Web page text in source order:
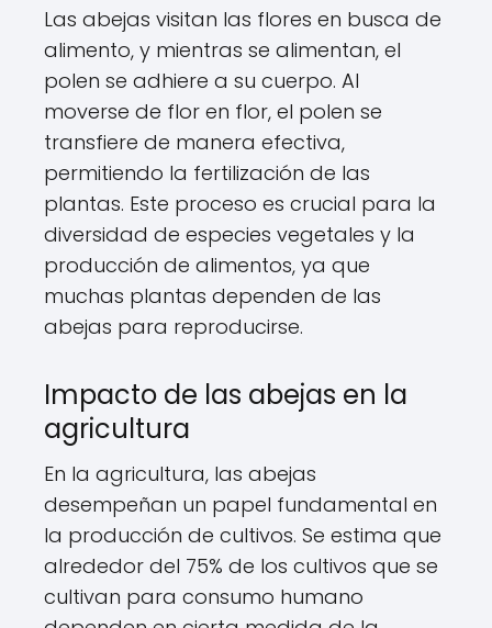
Las abejas visitan las flores en busca de
alimento, y mientras se alimentan, el
polen se adhiere a su cuerpo. Al
moverse de flor en flor, el polen se
transfiere de manera efectiva,
permitiendo la fertilización de las
plantas. Este proceso es crucial para la
diversidad de especies vegetales y la
producción de alimentos, ya que
muchas plantas dependen de las
abejas para reproducirse.
Impacto de las abejas en la
agricultura
En la agricultura, las abejas
desempeñan un papel fundamental en
la producción de cultivos. Se estima que
alrededor del 75% de los cultivos que se
cultivan para consumo humano